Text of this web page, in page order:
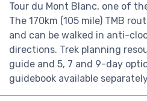
Tour du Mont Blanc, one of
The 170km (105 mile) TMB
and can be walked in anti-
directions. Trek planning
guide and 5, 7 and 9-day
guidebook available